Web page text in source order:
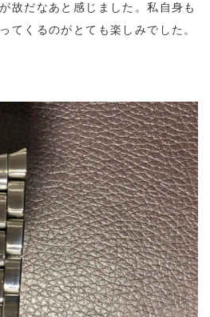
故だなあと感じました。私自身も
てくるのがとても楽しみでした。